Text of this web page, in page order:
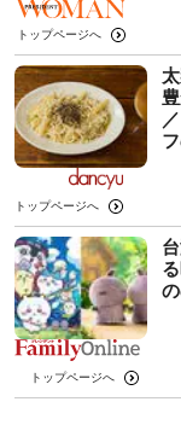
トップページへ
トップページへ
トップページへ